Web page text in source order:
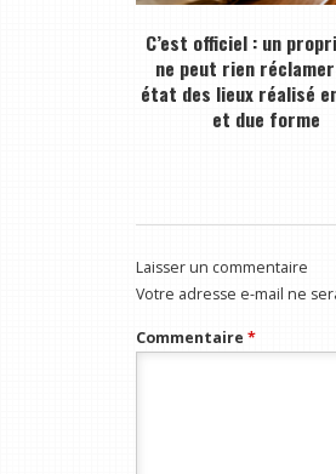
C’est officiel : un
ne peut rien
état des lieux réalisé
et due forme
Laisser un commentaire
Votre adresse e-mail ne
Commentaire *